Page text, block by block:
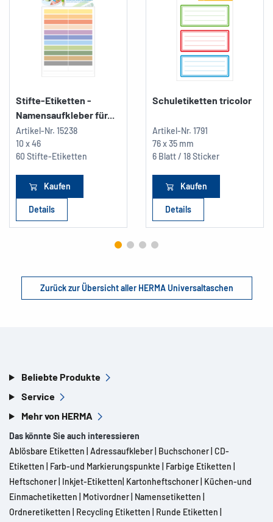
Stifte-Etiketten -
Namensaufkleber für...
Artikel-Nr. 15238
10 x 46
60 Stifte-Etiketten
Kaufen
Details
Schuletiketten tricolor
Artikel-Nr. 1791
76 x 35 mm
6 Blatt / 18 Sticker
Kaufen
Details
Zurück zur Übersicht aller HERMA Universaltaschen
Beliebte Produkte
Service
Mehr von HERMA
Das könnte Sie auch interessieren
Ablösbare Etiketten Adressaufkleber Buchschoner CD-
Etiketten
Farb-und Markierungspunkte Farbige Etiketten
Heftschoner Inkjet-Etiketten Kartonheftschoner Küchen-und
Einmachetiketten
Motivordner Namensetiketten
Ordneretiketten
Recycling Etiketten Runde Etiketten